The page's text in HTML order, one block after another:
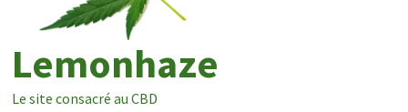
Lemonhaze
Le site consacré au CBD